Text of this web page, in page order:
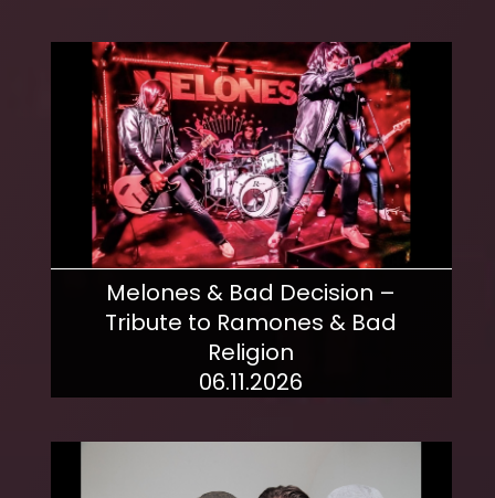
Melones & Bad Decision –
Tribute to Ramones & Bad
Religion
06.11.2026